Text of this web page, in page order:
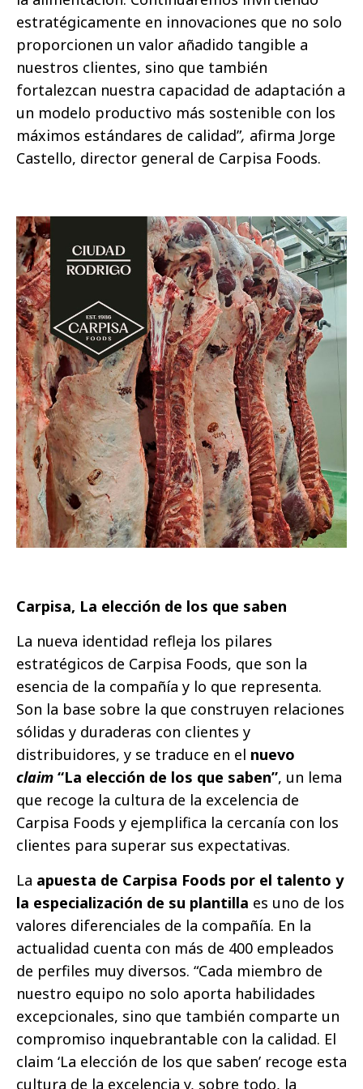
estratégicamente en innovaciones que no solo
proporcionen un valor añadido tangible a
nuestros clientes, sino que también
fortalezcan nuestra capacidad de adaptación a
un modelo productivo más sostenible con los
máximos estándares de calidad”, afirma Jorge
Castello, director general de Carpisa Foods.
Carpisa, La elección de los que saben
La nueva identidad refleja los pilares
estratégicos de Carpisa Foods, que son la
esencia de la compañía y lo que representa.
Son la base sobre la que construyen relaciones
sólidas y duraderas con clientes y
distribuidores, y se traduce en el nuevo
claim “La elección de los que saben”, un lema
que recoge la cultura de la excelencia de
Carpisa Foods y ejemplifica la cercanía con los
clientes para superar sus expectativas.
La apuesta de Carpisa Foods por el talento y
la especialización de su plantilla es uno de los
valores diferenciales de la compañía. En la
actualidad cuenta con más de 400 empleados
de perfiles muy diversos. “Cada miembro de
nuestro equipo no solo aporta habilidades
excepcionales, sino que también comparte un
compromiso inquebrantable con la calidad. El
claim ‘La elección de los que saben’ recoge esta
cultura de la excelencia y, sobre todo, la